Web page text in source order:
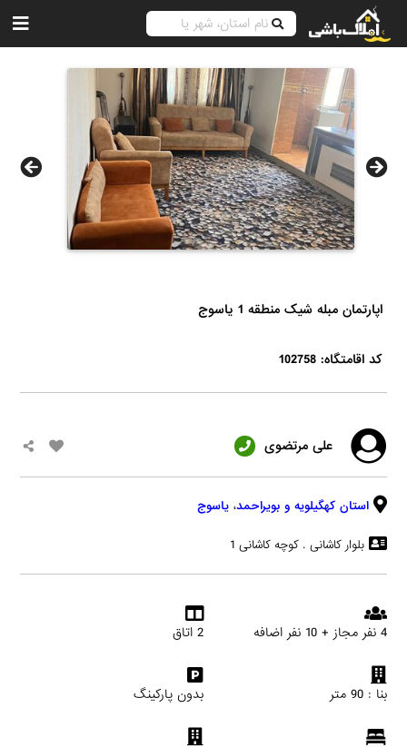
اپارتمان مبله شیک منطقه 1 یاسوج
کد اقامتگاه: 102758
علی مرتضوی
استان کهگیلویه و بویراحمد، یاسوج
بلوار کاشانی . کوچه کاشانی 1
4 نفر مجاز + 10 نفر اضافه 2 اتاق
بنا : 90 متر بدون پارکینگ